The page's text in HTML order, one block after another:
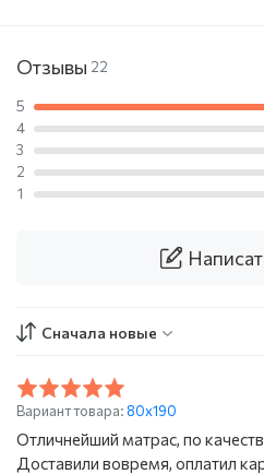
Отзывы 22
5
4
3
2
1
Сначала новые
Вариант товара: 80x190
Отличнейший матрас, по
Доставили вовремя, оплатил